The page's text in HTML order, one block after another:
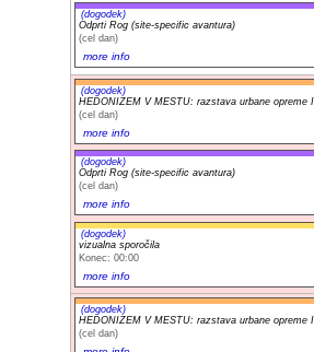
(dogodek)
Odprti Rog (site-specific avantura)
(cel dan)
more info
(dogodek)
HEDONIZEM V MESTU: razstava urbane opreme
(cel dan)
more info
(dogodek)
Odprti Rog (site-specific avantura)
(cel dan)
more info
(dogodek)
vizualna sporočila
Konec: 00:00
more info
(dogodek)
HEDONIZEM V MESTU: razstava urbane opreme
(cel dan)